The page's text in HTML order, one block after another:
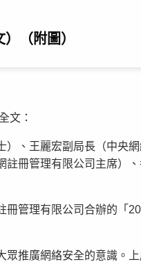
（附圖）
文：
、王麗宏副局長（中央
冊管理有限公司主席）
管理有限公司合辦的「
眾推廣網絡安全的意識。